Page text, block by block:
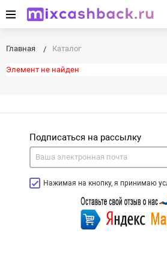
Главная Каталог
Элемент не найден
Подписаться на рассылку
Нажимая на кнопку, я принимаю